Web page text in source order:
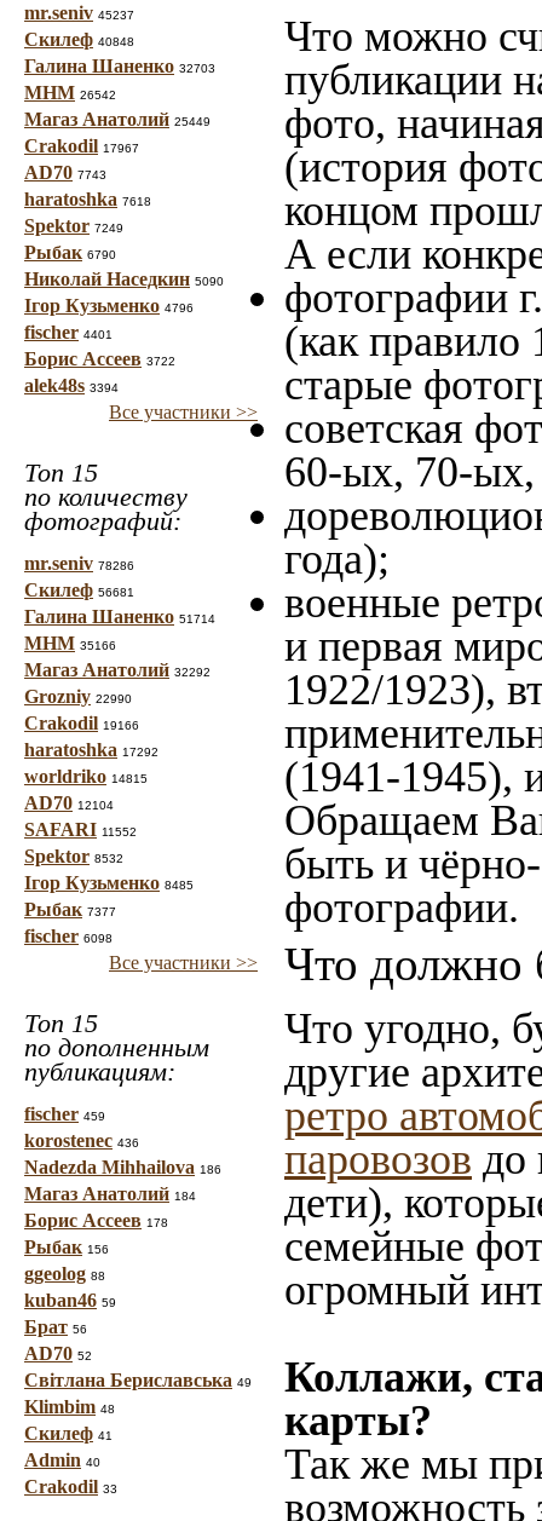
mr.seniv 45237
Скилеф 40848
Галина Шаненко 32703
МНМ 26542
Магаз Анатолий 25449
Crakodil 17967
AD70 7743
haratoshka 7618
Spektor 7249
Рыбак 6790
Николай Наседкин 5090
Ігор Кузьменко 4796
fischer 4401
Борис Ассеев 3722
alek48s 3394
Все участники >>
Топ 15
по количеству
фотографий:
mr.seniv 78286
Скилеф 56681
Галина Шаненко 51714
МНМ 35166
Магаз Анатолий 32292
Grozniy 22990
Crakodil 19166
haratoshka 17292
worldriko 14815
AD70 12104
SAFARI 11552
Spektor 8532
Ігор Кузьменко 8485
Рыбак 7377
fischer 6098
Все участники >>
Топ 15
по дополненным
публикациям:
fischer 459
korostenec 436
Nadezda Mihhailova 186
Магаз Анатолий 184
Борис Ассеев 178
Рыбак 156
ggeolog 88
kuban46 59
Брат 56
AD70 52
Світлана Бериславська 49
Klimbim 48
Скилеф 41
Admin 40
Crakodil 33
Что можно
публикации
фото,
(история
концом
А если
фотографии
(как
старые
советская
60-ых, 70-ых,
года);
военные
и первая
1922/1923),
(1941-1945),
Обращаем
быть и
фотографии.
Что должно
Что угодно,
другие
ретро
паровозов до
дети),
семейные
огромный
Коллажи,
карты?
Так же мы
возможность